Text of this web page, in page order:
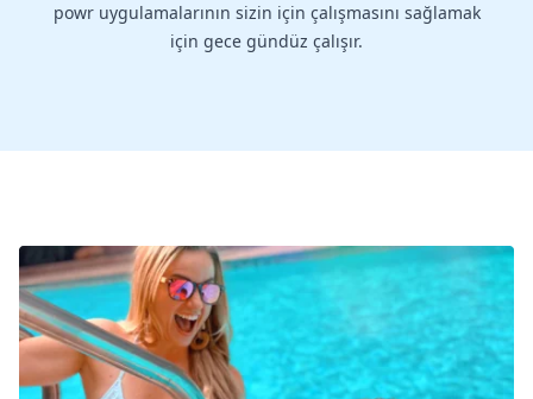
powr uygulamalarının sizin için çalışmasını sağlamak
için gece gündüz çalışır.